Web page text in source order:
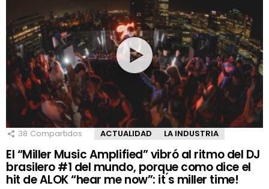
38 Compartidos ACTUALIDAD LA INDUSTRIA
El “Miller Music Amplified” vibró al ritmo del DJ
brasilero #1 del mundo, porque como dice el
hit de ALOK “hear me now”: it ́s miller time!